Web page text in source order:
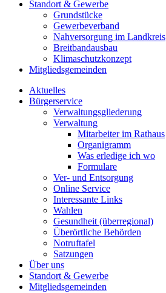
Standort & Gewerbe
Grundstücke
Gewerbeverband
Nahversorgung im Landkreis
Breitbandausbau
Klimaschutzkonzept
Mitgliedsgemeinden
Aktuelles
Bürgerservice
Verwaltungsgliederung
Verwaltung
Mitarbeiter im Rathaus
Organigramm
Was erledige ich wo
Formulare
Ver- und Entsorgung
Online Service
Interessante Links
Wahlen
Gesundheit (überregional)
Überörtliche Behörden
Notruftafel
Satzungen
Über uns
Standort & Gewerbe
Mitgliedsgemeinden